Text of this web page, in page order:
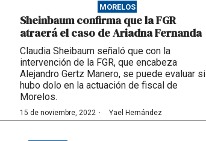
MORELOS
Sheinbaum confirma que la FGR
atraerá el caso de Ariadna Fernanda
Claudia Sheibaum señaló que con la
intervención de la FGR, que encabeza
Alejandro Gertz Manero, se puede evaluar si
hubo dolo en la actuación de fiscal de
Morelos.
15 de noviembre, 2022· Yael Hernández